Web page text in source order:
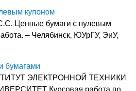
купоном
Ценные бумаги с нулевым
– Челябинск, ЮУрГУ, ЭиУ,
бумагами
ЭЛЕКТРОННОЙ ТЕХНИКИ
Курсовая работа по